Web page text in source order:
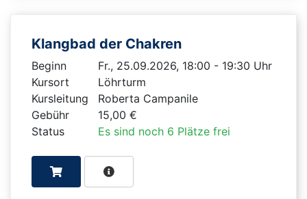
Klangbad der Chakren
Beginn
Fr., 25.09.2026, 18:00 - 19:30 Uhr
Kursort
Löhrturm
Kursleitung
Roberta Campanile
Gebühr
15,00 €
Status
Es sind noch 6 Plätze frei